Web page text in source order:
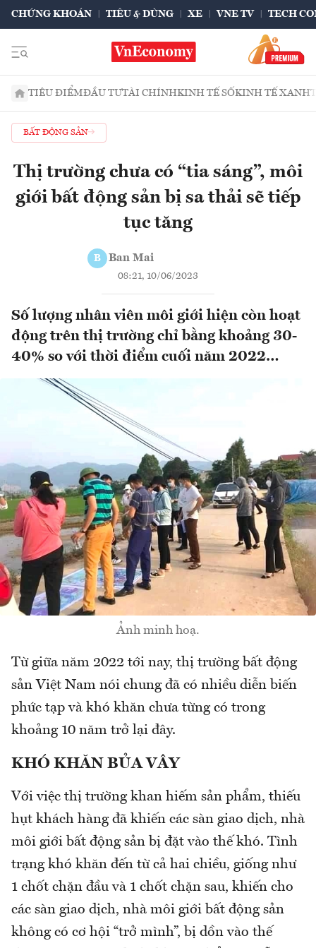
CHỨNG KHOÁN TIÊU & DÙNG XE VNE TV TECH
TIÊU ĐIỂMĐẦU TƯTÀI CHÍNHKINH TẾ SỐKINH TẾ XANH
BẤT ĐỘNG SẢN
Thị trường chưa có “tia sáng”, môi
giới bất động sản bị sa thải sẽ tiếp
tục tăng
B Ban Mai
08:21, 10/06/2023
Số lượng nhân viên môi giới hiện còn hoạt
động trên thị trường chỉ bằng khoảng 30-
40% so với thời điểm cuối năm 2022…
Ảnh minh hoạ.
Từ giữa năm 2022 tới nay, thị trường bất động
sản Việt Nam nói chung đã có nhiều diễn biến
phức tạp và khó khăn chưa từng có trong
khoảng 10 năm trở lại đây.
KHÓ KHĂN BỦA VÂY
Với việc thị trường khan hiếm sản phẩm, thiếu
hụt khách hàng đã khiến các sàn giao dịch, nhà
môi giới bất động sản bị đặt vào thế khó. Tình
trạng khó khăn đến từ cả hai chiều, giống như
1 chốt chặn đầu và 1 chốt chặn sau, khiến cho
các sàn giao dịch, nhà môi giới bất động sản
không có cơ hội “trở mình”, bị dồn vào thế